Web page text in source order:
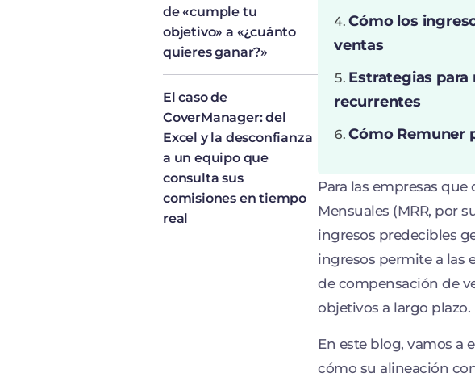
de «cumple tu
objetivo» a «¿cuánto
quieres ganar?»
El caso de
CoverManager: del
Excel y la desconfianza
a un equipo que
consulta sus
comisiones en tiempo
real
Cómo los
ventas
Estrategias
recurrentes
Cómo Remuner
Para las empresas
Mensuales (MRR, por
ingresos predecibles
ingresos permite a las
de compensación de
objetivos a largo plazo.
En este blog, vamos a
cómo su alineación